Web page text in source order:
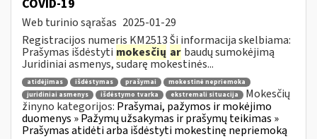
COVID-19
Web turinio sąrašas 2025-01-29
Registracijos numeris KM2513 Ši informacija skelbiama:
Prašymas išdėstyti mokesčių ar baudų sumokėjimą
Juridiniai asmenys, sudarę mokestinės...
atidėjimas išdėstymas prašymai
mokestinė nepriemoka
juridiniai asmenys
išdėstymo tvarka ekstremali situacija
Mokesčių
žinyno kategorijos: Prašymai, pažymos ir mokėjimo
duomenys » Pažymų užsakymas ir prašymų teikimas »
Prašymas atidėti arba išdėstyti mokestinę nepriemoką